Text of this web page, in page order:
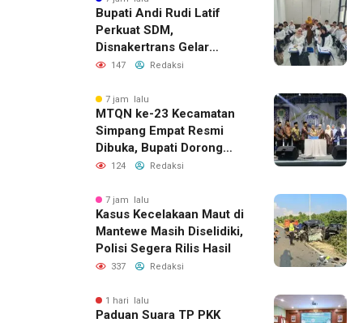
Bupati Andi Rudi Latif
Perkuat SDM,
Disnakertrans Gelar
Pelatihan Desain Grafis
147 Redaksi
7 jam lalu
MTQN ke-23 Kecamatan
Simpang Empat Resmi
Dibuka, Bupati Dorong
Lahirnya Generasi Qur’ani
124 Redaksi
7 jam lalu
Kasus Kecelakaan Maut di
Mantewe Masih Diselidiki,
Polisi Segera Rilis Hasil
337 Redaksi
1 hari lalu
Paduan Suara TP PKK